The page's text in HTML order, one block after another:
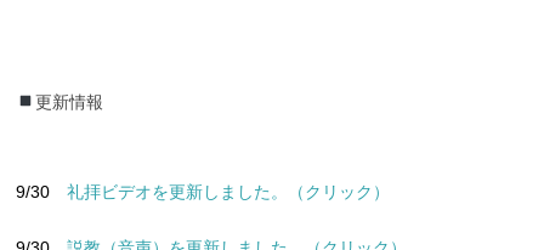
更新情報
9/30礼拝ビデオを更新しました。（クリック）